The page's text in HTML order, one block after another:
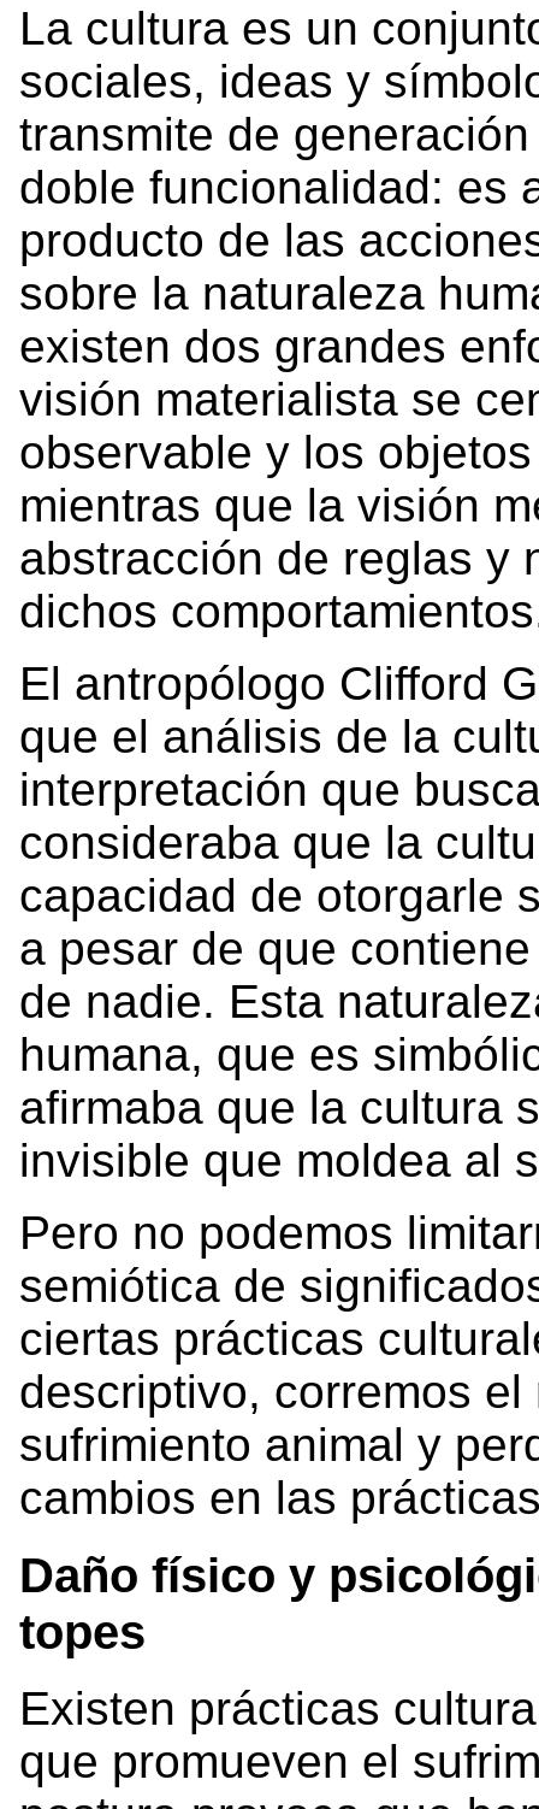
La cultura es un
sociales, ideas y
transmite de
doble funcionalidad: es
producto de las
sobre la naturaleza
existen dos grandes
visión materialista se
observable y los
mientras que la visión
abstracción de reglas y
dichos
El antropólogo Clifford
que el análisis de la
interpretación que
consideraba que la
capacidad de otorgarle
a pesar de que
de nadie. Esta
humana, que es
afirmaba que la cultura
invisible que moldea al
Pero no podemos
semiótica de
ciertas prácticas
descriptivo, corremos
sufrimiento animal y
cambios en las
Daño físico y
topes
Existen prácticas
que promueven el